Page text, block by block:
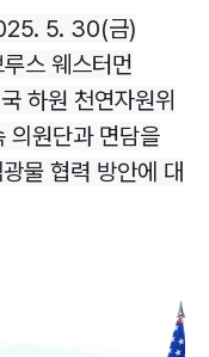
5. 30(금)
스 웨스터먼
하원 천연자원위
의원단과 면담을
물 협력 방안에 대